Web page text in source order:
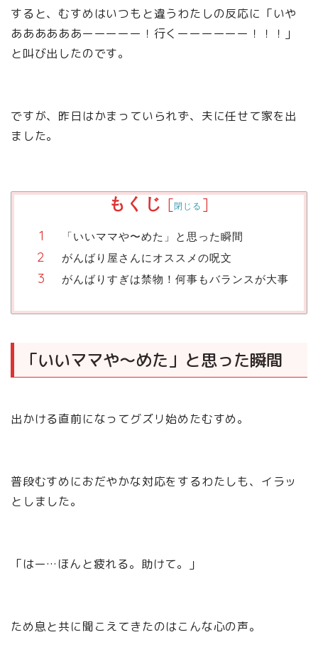
すると、むすめはいつもと違うわたしの反応に「いや
ああああああーーーーー！行くーーーーーー！！！」
と叫び出したのです。
ですが、昨日はかまっていられず、夫に任せて家を出
ました。
もくじ [閉じる ]
「いいママや〜めた」と思った瞬間
がんばり屋さんにオススメの呪文
がんばりすぎは禁物！何事もバランスが大事
「いいママや〜めた」と思った瞬間
出かける直前になってグズリ始めたむすめ。
普段むすめにおだやかな対応をするわたしも、イラッ
としました。
「はー…ほんと疲れる。助けて。」
ため息と共に聞こえてきたのはこんな心の声。